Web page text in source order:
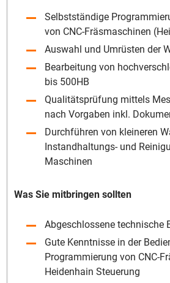
Selbstständige
von CNC-Fräsmaschinen
Auswahl und Umrüsten der
Bearbeitung von
bis 500HB
Qualitätsprüfung mittels
nach Vorgaben inkl.
Durchführen von kleineren
Instandhaltungs- und
Maschinen
Was Sie mitbringen sollten
Abgeschlossene technische
Gute Kenntnisse in der
Programmierung von CNC-
Heidenhain Steuerung